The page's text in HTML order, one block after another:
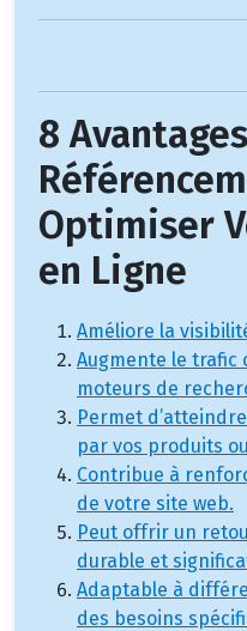
8
Optimiser
en Ligne
Améliore la
Augmente le trafic
moteurs de
Permet
par vos produits
Contribue à
de votre site web.
Peut offrir un
durable et
Adaptable à
des besoins